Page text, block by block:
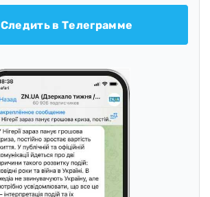
Следить в Телеграмме